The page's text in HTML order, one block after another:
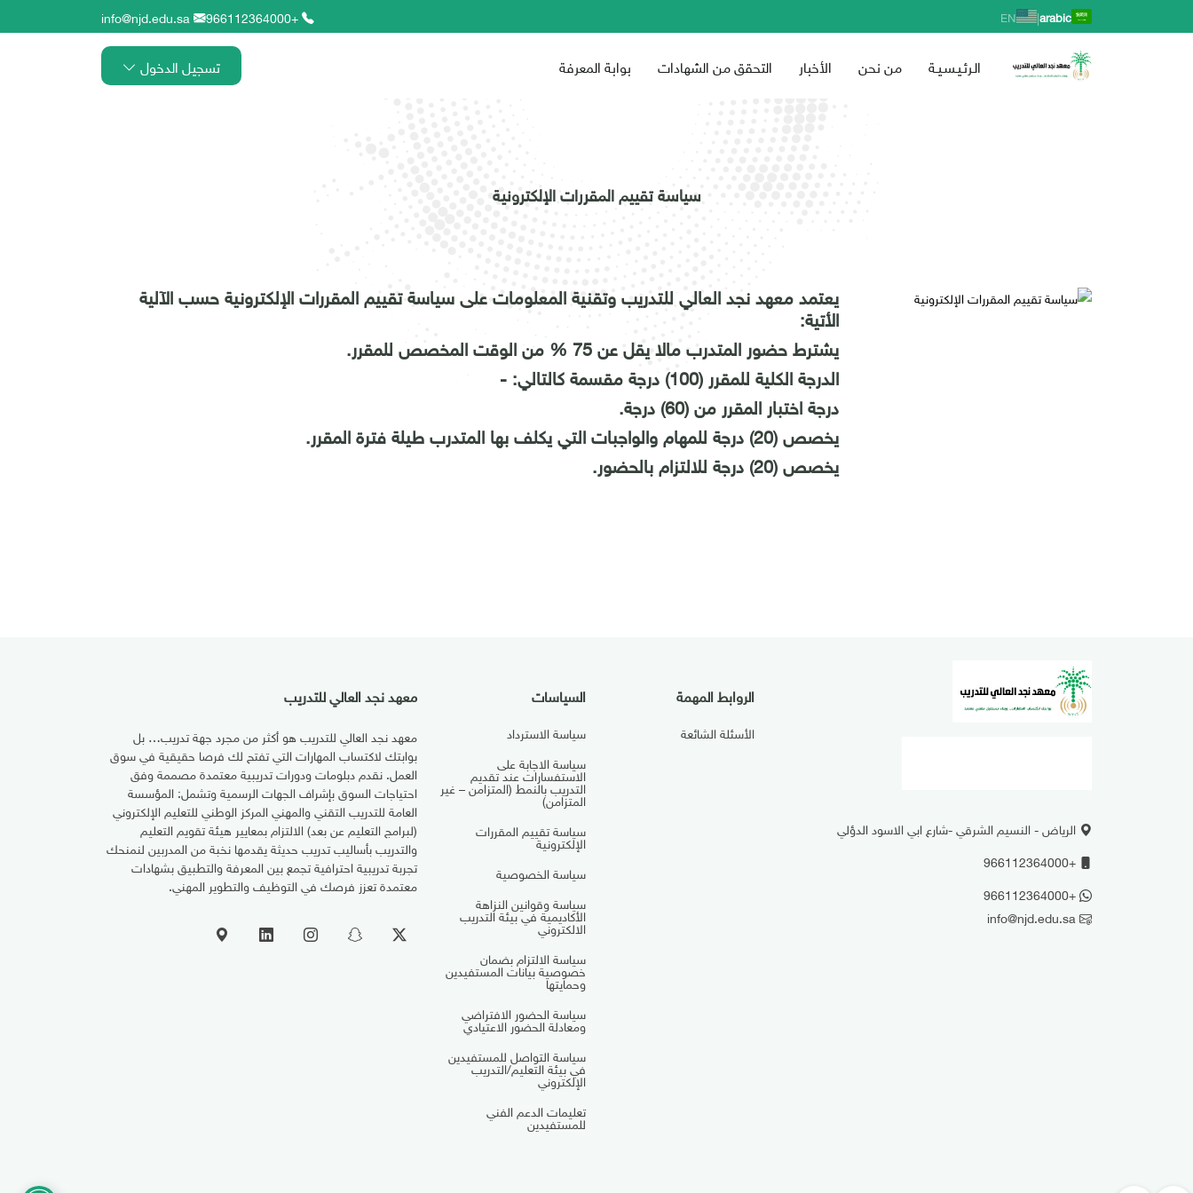
arabic
|
EN
+966112364000
info@njd.edu.sa
الـرئـيـسـيـة من نحن الأخبار التحقق من الشهادات بوابة المعرفة تسجيل الدخول
سياسة تقييم المقررات الإلكترونية
يعتمدمعهد نجد العالي للتدريب وتقنية المعلوماتعلى سياسة تقييم المقررات الإلكترونية حسب الآلية
الأتية:
يشترط حضور المتدرب مالا يقل عن 75 % من الوقت المخصص للمقرر.
الدرجة الكلية للمقرر (100) درجة مقسمة كالتالي: -
درجة اختبار المقرر من (60) درجة.
يخصص (20) درجة للمهام والواجبات التي يكلف بها المتدرب طيلة فترة المقرر.
يخصص (20) درجة للالتزام بالحضور.
الرياض - النسيم الشرقي -شارع ابي الاسود الدؤلي
+966112364000
+966112364000
info@njd.edu.sa
الروابط المهمة
الأسئلة الشائعة
السياسات
سياسة الاسترداد
سياسة الاجابة على
الاستفسارات عند تقديم
التدريب بالنمط (المتزامن – غير
المتزامن)
سياسة تقييم المقررات
الإلكترونية
سياسة الخصوصية
سياسة وقوانين النزاهة
الأكاديمية في بيئة التدريب
الالكتروني
سياسة الالتزام بضمان
خصوصية بيانات المستفيدين
وحمايتها
سياسة الحضور الافتراضي
ومعادلة الحضور الاعتيادي
سياسة التواصل للمستفيدين
في بيئة التعليم/التدريب
الإلكتروني
تعليمات الدعم الفني
للمستفيدين
معهد نجد العالي للتدريب
معهد نجد العالي للتدريب هو أكثر من مجرد جهة تدريب… بل
بوابتك لاكتساب المهارات التي تفتح لك فرصا حقيقية في سوق
العمل. نقدم دبلومات ودورات تدريبية معتمدة مصممة وفق
احتياجات السوق بإشراف الجهات الرسمية وتشمل: المؤسسة
العامة للتدريب التقني والمهني المركز الوطني للتعليم الإلكتروني
(لبرامج التعليم عن بعد) الالتزام بمعايير هيئة تقويم التعليم
والتدريب بأساليب تدريب حديثة يقدمها نخبة من المدربين لنمنحك
تجربة تدريبية احترافية تجمع بين المعرفة والتطبيق بشهادات
معتمدة تعزز فرصك في التوظيف والتطوير المهني.